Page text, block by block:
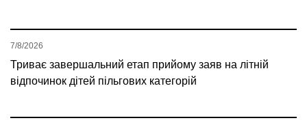
Триває завершальний етап прийому заяв на літній
відпочинок дітей пільгових категорій
7/8/2026